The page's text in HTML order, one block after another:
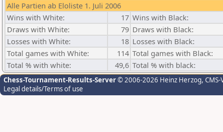
Alle Partien ab Eloliste 1. Juli 2006
Wins with White:
17 Wins with Black:
Draws with White:
79 Draws with Black:
Losses with White:
18 Losses with Black:
Total games with White:
114 Total games with Black:
Total % with white:
49,6 Total % with black:
Chess-Tournament-Results-Server© 2006-2026 Heinz Herzog,
Legal details/Terms of use